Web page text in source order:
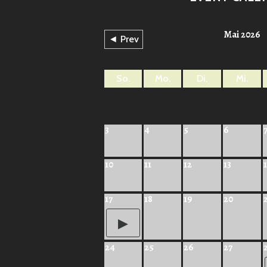
◄ Prev Mai 2026
So. Mo. Di. Mi.
3 4 5 6 7
10 11 12 13
17 18 19 20
24 25 26 27